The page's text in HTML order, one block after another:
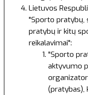
Lietuvos
"Sporto pratybų,
pratybų ir kitų
reikalavimai":
"Sporto
aktyvumo
(pratybas),